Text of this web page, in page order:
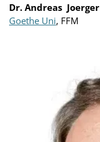
Dr. Andreas Joerger
Goethe Uni, FFM